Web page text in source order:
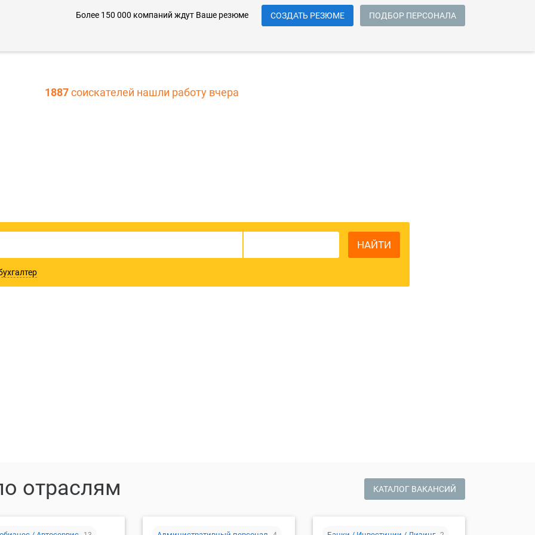
СОЗДАТЬ РЕЗЮМЕ ПОДБОР ПЕРСОНАЛА
Более 150 000 компаний ждут Ваше резюме
1887соискателей нашли работу вчера
НАЙТИ
отраслям КАТАЛОГ ВАКАНСИЙ